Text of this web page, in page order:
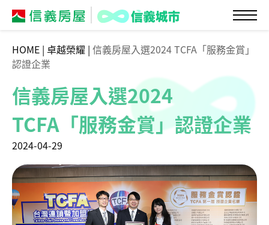
HOME | 卓越榮耀 | 信義房屋入選2024 TCFA「服務金賞」
認證企業
信義房屋入選2024
TCFA「服務金賞」認證企業
2024-04-29